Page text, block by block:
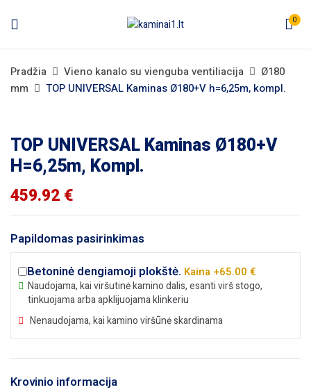
0
Pradžia Vieno kanalo su vienguba ventiliacija
Ø180
mm
TOP UNIVERSAL Kaminas Ø180+V h=6,25m, kompl.
TOP UNIVERSAL Kaminas Ø180+V
H=6,25m, Kompl.
459.92 €
Papildomas pasirinkimas
Betoninė dengiamoji plokštė. Kaina +65.00 €
Naudojama, kai viršutinė kamino dalis, esanti virš stogo,
tinkuojama arba apklijuojama klinkeriu
Nenaudojama, kai kamino viršūnė skardinama
Krovinio informacija